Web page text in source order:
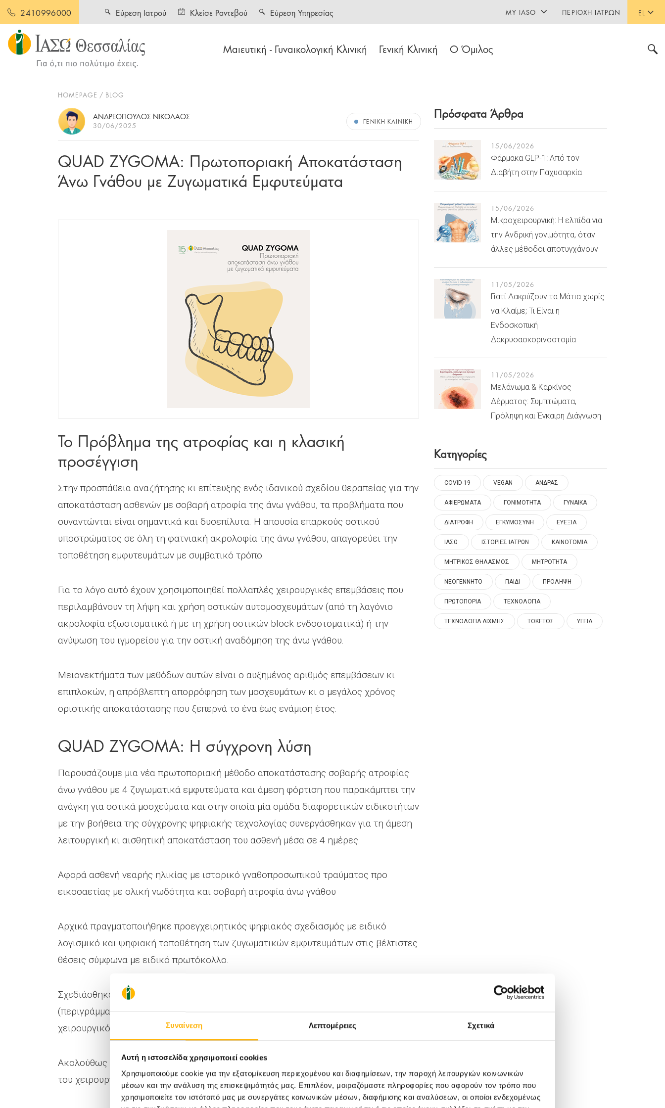
Συναίνεση Λεπτομέρειες Σχετικά
Αυτή η ιστοσελίδα χρησιμοποιεί cookies
Χρησιμοποιούμε cookie για την εξατομίκευση περιεχομένου και διαφημίσεων, την παροχή λειτουργιών κοινωνικών
μέσων και την ανάλυση της επισκεψιμότητάς μας. Επιπλέον, μοιραζόμαστε πληροφορίες που αφορούν τον τρόπο που
χρησιμοποιείτε τον ιστότοπό μας με συνεργάτες κοινωνικών μέσων, διαφήμισης και αναλύσεων, οι οποίοι ενδεχομένως
2410996000 EL
Μαιευτική - Γυναικολογική Κλινική Γενική Κλινική Ο Όμιλος
Εύρεση Ιατρού Κλείσε Ραντεβού Εύρεση Υπηρεσίας MY IASO ΠΕΡΙΟΧΉ ΙΑΤΡΏΝ
HOMEPAGE BLOG
ΑΝΔΡΕΟΠΟΥΛΟΣ ΝΙΚΟΛΑΟΣ
30/06/2025 ΓΕΝΙΚΉ ΚΛΙΝΙΚΉ
QUAD ZYGOMA: Πρωτοποριακή Αποκατάσταση
Άνω Γνάθου με Ζυγωματικά Εμφυτεύματα
Το Πρόβλημα της ατροφίας και η κλασική
προσέγγιση
Στην προσπάθεια αναζήτησης κι επίτευξης ενός ιδανικού σχεδίου θεραπείας για την
αποκατάσταση ασθενών με σοβαρή ατροφία της άνω γνάθου, τα προβλήματα που
συναντώνται είναι σημαντικά και δυσεπίλυτα. Η απουσία επαρκούς οστικού
υποστρώματος σε όλη τη φατνιακή ακρολοφία της άνω γνάθου, απαγορεύει την
τοποθέτηση εμφυτευμάτων με συμβατικό τρόπο.
Για το λόγο αυτό έχουν χρησιμοποιηθεί πολλαπλές χειρουργικές επεμβάσεις που
περιλαμβάνουν τη λήψη και χρήση οστικών αυτομοσχευμάτων (από τη λαγόνιο
ακρολοφία εξωστοματικά ή με τη χρήση οστικών block ενδοστοματικά) ή την
ανύψωση του ιγμορείου για την οστική αναδόμηση της άνω γνάθου.
Μειονεκτήματα των μεθόδων αυτών είναι ο αυξημένος αριθμός επεμβάσεων κι
επιπλοκών, η απρόβλεπτη απορρόφηση των μοσχευμάτων κι ο μεγάλος χρόνος
οριστικής αποκατάστασης που ξεπερνά το ένα έως ενάμιση έτος.
QUAD ZYGOMA: Η σύγχρονη λύση
Παρουσάζουμε μια νέα πρωτοποριακή μέθοδο αποκατάστασης σοβαρής ατροφίας
άνω γνάθου με 4 ζυγωματικά εμφυτεύματα και άμεση φόρτιση που παρακάμπτει την
ανάγκη για οστικά μοσχεύματα και στην οποία μία ομάδα διαφορετικών ειδικοτήτων
με την βοήθεια της σύγχρονης ψηφιακής τεχνολογίας συνεργάσθηκαν για τη άμεση
λειτουργική κι αισθητική αποκατάσταση του ασθενή μέσα σε 4 ημέρες.
Αφορά ασθενή νεαρής ηλικίας με ιστορικό γναθοπροσωπικού τραύματος προ
εικοσαετίας με ολική νωδότητα και σοβαρή ατροφία άνω γνάθου
Αρχικά πραγματοποιήθηκε προεγχειρητικός ψηφιακός σχεδιασμός με ειδικό
λογισμικό και ψηφιακή τοποθέτηση των ζυγωματικών εμφυτευμάτων στις βέλτιστες
θέσεις σύμφωνα με ειδικό πρωτόκολλο.
Σχεδιάσθηκαν και κατασκευάστηκαν με 3D εκύπωση ειδικά templates
(περιγράμματα) που θα μετέφεραν πληροφορίες από τον παραπάνω σχεδιασμό στο
χειρουργικό πεδίο.
Ακολούθως έγινε 3D εκτύπωση του μέσου τριτημορίου του ασθενή και προσομοίωση
του χειρουργείου με προσπάθεια επιβεβαίωσης του ψηφιακού σχεδίου Θεραπείας.
Πρόσφατα Άρθρα
15/06/2026
Φάρμακα GLP-1: Από τον
Διαβήτη στην Παχυσαρκία
15/06/2026
Μικροχειρουργική: Η ελπίδα για
την Ανδρική γονιμότητα, όταν
άλλες μέθοδοι αποτυγχάνουν
11/05/2026
Γιατί Δακρύζουν τα Μάτια χωρίς
να Κλαίμε; Τι Είναι η
Ενδοσκοπική
Δακρυοασκορινοστομία
11/05/2026
Μελάνωμα & Καρκίνος
Δέρματος: Συμπτώματα,
Πρόληψη και Έγκαιρη Διάγνωση
Κατηγορίες
COVID-19 VEGAN ΑΝΔΡΑΣ
ΑΦΙΕΡΩΜΑΤΑ ΓΟΝΙΜΟΤΗΤΑ ΓΥΝΑΙΚΑ
ΔΙΑΤΡΟΦΗ ΕΓΚΥΜΟΣΥΝΗ ΕΥΕΞΙΑ
ΙΑΣΩ ΙΣΤΟΡΙΕΣ ΙΑΤΡΩΝ ΚΑΙΝΟΤΟΜΙΑ
ΜΗΤΡΙΚΟΣ ΘΗΛΑΣΜΟΣ ΜΗΤΡΟΤΗΤΑ
ΝΕΟΓΕΝΝΗΤΟ ΠΑΙΔΙ ΠΡΟΛΗΨΗ
ΠΡΩΤΟΠΟΡΙΑ ΤΕΧΝΟΛΟΓΙΑ
ΤΕΧΝΟΛΟΓΙΑ ΑΙΧΜΗΣ ΤΟΚΕΤΟΣ ΥΓΕΙΑ